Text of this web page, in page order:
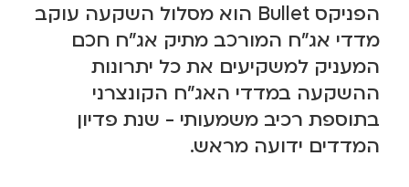
הפניקס Bullet הוא מסלול השקעה עוקב
מדדי אג"ח המורכב מתיק אג"ח חכם
המעניק למשקיעים את כל יתרונות
ההשקעה במדדי האג"ח הקונצרני
בתוספת רכיב משמעותי - שנת פדיון
המדדים ידועה מראש.